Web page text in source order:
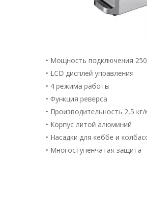
• Мощность подключения
• LCD дисплей управления
• 4 режима работы
• Функция реверса
• Производительность 2,5
• Корпус литой алюминий
• Насадки для кеббе и
• Многоступенчатая защита